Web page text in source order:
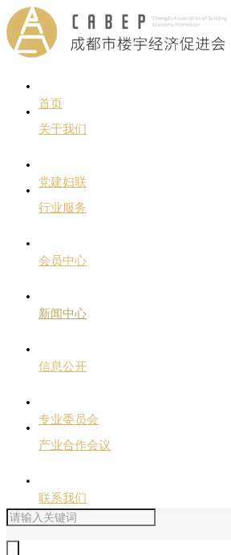
首页
关于我们
党建妇联
行业服务
会员中心
新闻中心
信息公开
专业委员会
产业合作会议
联系我们